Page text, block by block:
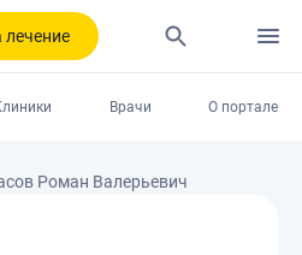
лечение
Врачи О портале
Роман Валерьевич